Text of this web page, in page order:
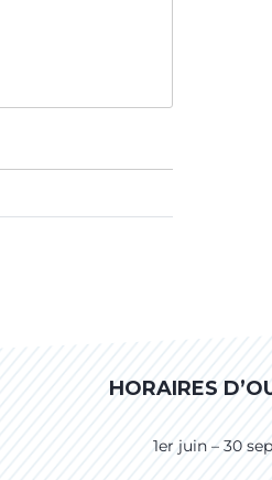
HORAIRES
1er juin – 30